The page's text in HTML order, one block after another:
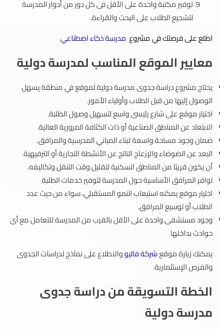
توفير مكتبة واحدة على الأقل فى كل دور من أدوار المدرسة
لتشجيع الطلاب على البحث والقراءة.
اطلع على فرصتك في مشروع مدرسة ذكاء اصطناعي
معايير الموقع المناسب لمدرسة دولية
يحتاج مشروع دراسة جدوى مدرسة دولية لموقع في منطقة يسهل
الوصول إليها من قبل الطلاب وأولياء الأمور.
اختيار موقع على شارع رئيسى واسع لتسهيل وصول الطلبة.
الابتعاد عن المناطق الصناعية أو ذات الكثافة المرورية العالية.
ضمان وجود مساحة واسعة لبناء المباني المدرسية والمرافق.
البعد عن الضوضاء والإزعاج الناتج عن الأنشطة التجارية أو الترفيهية.
أن يكون قريبًا من المناطق السكنية لتقليل وقت التنقل وتكاليفه.
توافر المرافق الأساسية حول المدرسة لتوفير خدمات الطلبة
اختيار موقع يمكنه استيعاب النمو المستقبلي، سواء من حيث عدد
الطلاب أو توسيع المرافق.
وجود مستشفى واحدة على الأقل بالقرب من المدرسة للتعامل مع أى
حوادث بداخلها
يمكنك زيارة موقعشركة فاليووالاطلاع على نماذج لدراسات الجدوى
والفرص الإستثمارية.
الخطة التسويقة من دراسة جدوى
مدرسة دولية